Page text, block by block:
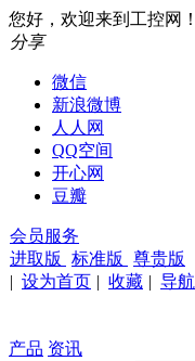
您好，欢迎来到工控网！
分享
微信
新浪微博
人人网
QQ空间
开心网
豆瓣
会员服务
进取版
标准版
尊贵版
| 设为首页 | 收藏 | 导航
产品 资讯